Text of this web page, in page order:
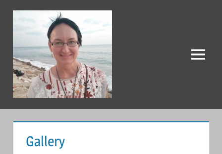
содержимому
Tatiana
Khvatova
Меню
Gallery